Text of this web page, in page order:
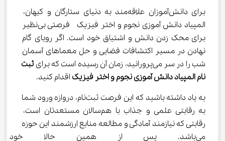
برای دانش‌آموزان علاقه‌مند به دنیای ستارگان و کیهان،
المپیاد دانش آموزی نجوم و اختر فیزیک  فرصتی بی‌نظیر
برای محک زدن دانش و اشتیاق خود است. اگر رویای گام
نهادن در مسیر اکتشافات فضایی و حل معماهای آسمان
شب را در سر می‌پرورانید، زمان آن رسیده است که برای
ثبت
نام المپیاد دانش آموزی نجوم و اختر فیزیک اقدام کنید.
به یاد داشته باشید که این فرصت ثبت‌نام، دروازه ورود شما
به رقابتی علمی و جذاب با هم‌سالان مستعدتان است،
رقابتی که نیازمند آمادگی و مطالعه منابع ارزشمند این حوزه
می‌باشد. پس از همین حالا